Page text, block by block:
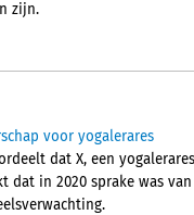
zijn.
voor yogalerares
dat X, een
dat in 2020 sprake was van